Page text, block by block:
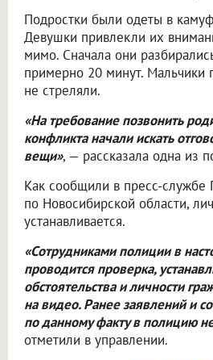
Подростки были одеты в
Девушки привлекли их
мимо. Сначала они
примерно 20 минут. Мальчики
не стреляли.
«На требование позвонить
конфликта начали искать
вещи», — рассказала одна из
Как сообщили в пресс-
по Новосибирской области,
устанавливается.
«Сотрудниками полиции в
проводится проверка,
обстоятельства и личности
на видео. Ранее заявлений и
по данному факту в полицию
отметили в управлении.